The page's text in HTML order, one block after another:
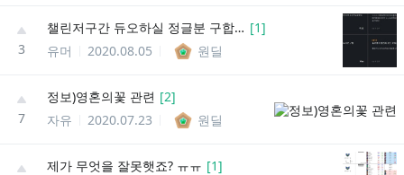
3
챌린저구간 듀오하실 정글분 구합니다. [1]
유머
2020.08.05 원딜
7
정보)영혼의꽃 관련 [2]
자유
2020.07.23 원딜
제가 무엇을 잘못햇죠? ㅠㅠ [1]